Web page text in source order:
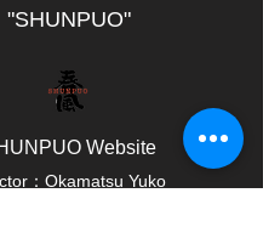
"SHUNPUO"
Website
：Okamatsu Yuko